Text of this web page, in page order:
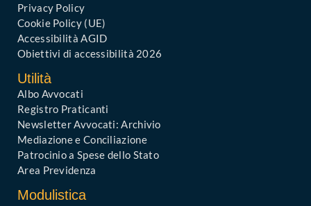
Privacy Policy
Cookie Policy (UE)
Accessibilità AGID
Obiettivi di accessibilità 2026
Utilità
Albo Avvocati
Registro Praticanti
Newsletter Avvocati: Archivio
Mediazione e Conciliazione
Patrocinio a Spese dello Stato
Area Previdenza
Modulistica